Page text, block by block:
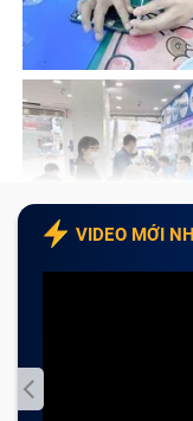
VIDEO MỚI